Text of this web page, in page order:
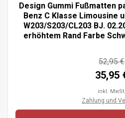
Design Gummi Fußmatten
Benz C Klasse Limousine
W203/S203/CL203 BJ.
erhöhtem Rand Farbe
52,95 €
35,95
inkl. MwSt.
Zahlung und